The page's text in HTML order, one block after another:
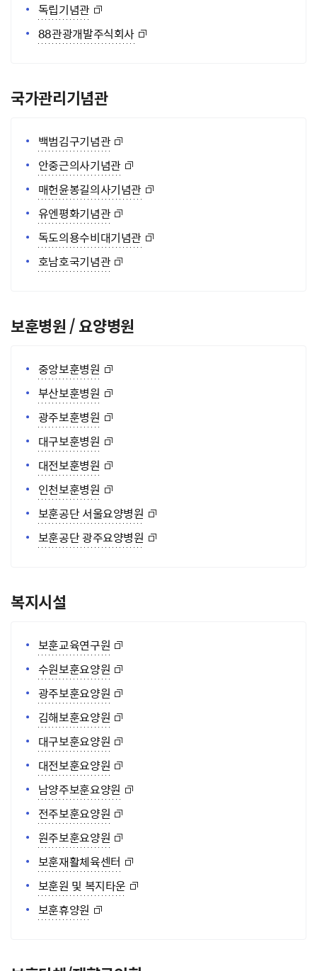
독립기념관
88관광개발주식회사
국가관리기념관
백범김구기념관
안중근의사기념관
매헌윤봉길의사기념관
유엔평화기념관
독도의용수비대기념관
호남호국기념관
보훈병원 / 요양병원
중앙보훈병원
부산보훈병원
광주보훈병원
대구보훈병원
대전보훈병원
인천보훈병원
보훈공단 서울요양병원
보훈공단 광주요양병원
복지시설
보훈교육연구원
수원보훈요양원
광주보훈요양원
김해보훈요양원
대구보훈요양원
대전보훈요양원
남양주보훈요양원
전주보훈요양원
원주보훈요양원
보훈재활체육센터
보훈원 및 복지타운
보훈휴양원